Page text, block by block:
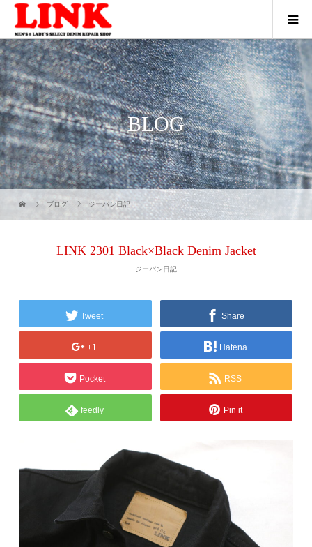
BLOG
ブログ ジーパン日記
LINK 2301 Black×Black Denim Jacket
ジーパン日記
Tweet Share
+1 Hatena
Pocket RSS
feedly Pin it